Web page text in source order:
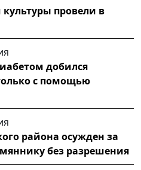
провели в
добился
с помощью
района осужден за
без разрешения